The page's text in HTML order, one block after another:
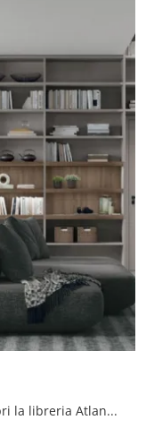
Finiture di pregio e forme decise: scopri la libreria Atlante UNIT AT223 di Tomasella tra le più esclusive Librerie moderne componibili.